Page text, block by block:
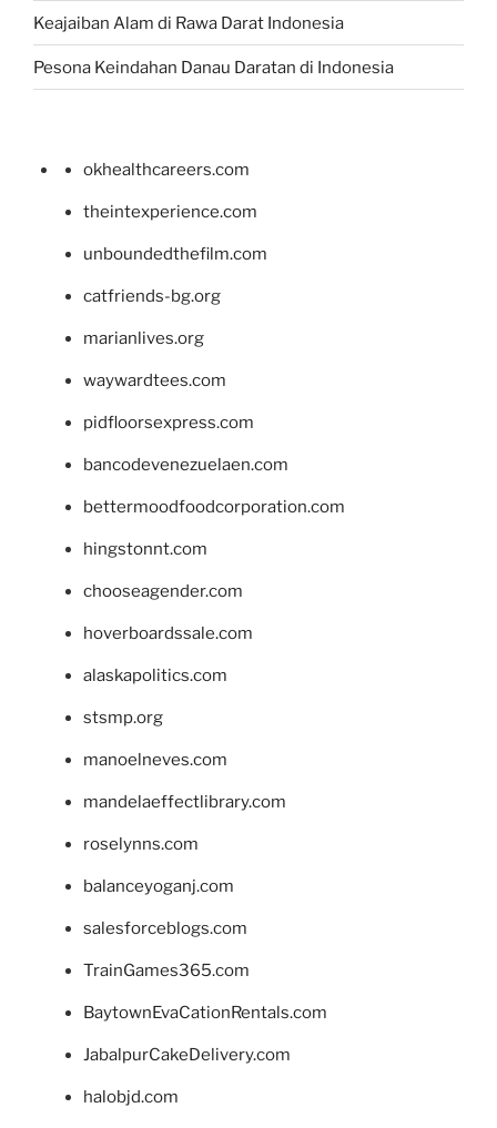
Keajaiban Alam di Rawa Darat Indonesia
Pesona Keindahan Danau Daratan di Indonesia
okhealthcareers.com
theintexperience.com
unboundedthefilm.com
catfriends-bg.org
marianlives.org
waywardtees.com
pidfloorsexpress.com
bancodevenezuelaen.com
bettermoodfoodcorporation.com
hingstonnt.com
chooseagender.com
hoverboardssale.com
alaskapolitics.com
stsmp.org
manoelneves.com
mandelaeffectlibrary.com
roselynns.com
balanceyoganj.com
salesforceblogs.com
TrainGames365.com
BaytownEvaCationRentals.com
JabalpurCakeDelivery.com
halobjd.com